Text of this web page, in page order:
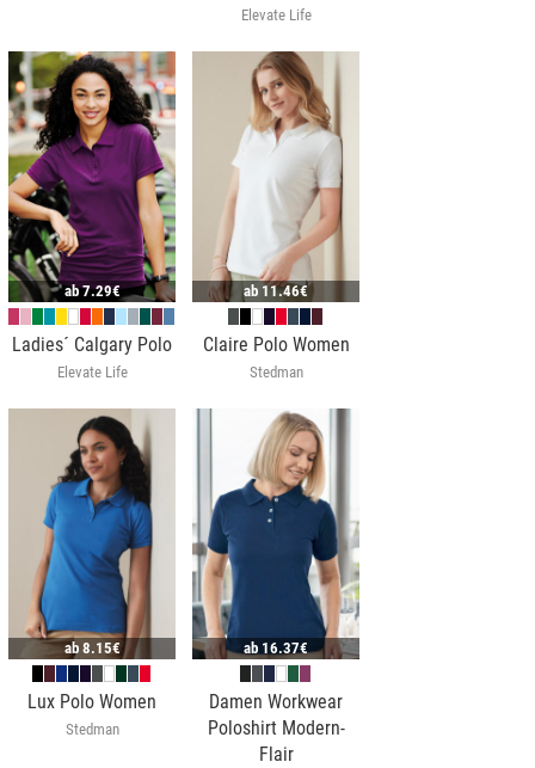
Elevate Life
ab7.29€
Ladies´ Calgary Polo
Elevate Life
ab 11.46€
Claire Polo Women
Stedman
ab 8.15€
Lux Polo Women
Stedman
ab 16.37€
Damen Workwear
Poloshirt Modern-
Flair